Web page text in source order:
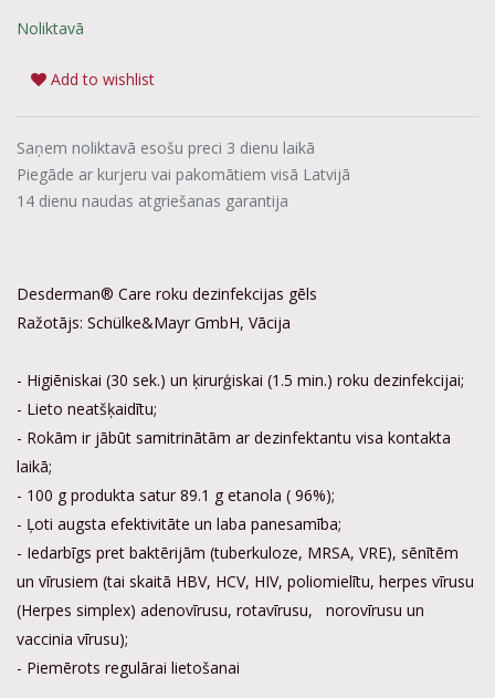
Noliktavā
Add to wishlist
Saņem noliktavā esošu preci 3 dienu laikā
Piegāde ar kurjeru vai pakomātiem visā Latvijā
14 dienu naudas atgriešanas garantija
Desderman® Care roku dezinfekcijas gēls
Ražotājs: Schülke&Mayr GmbH, Vācija
- Higiēniskai (30 sek.) un ķirurģiskai (1.5 min.) roku dezinfekcijai;
- Lieto neatšķaidītu;
- Rokām ir jābūt samitrinātām ar dezinfektantu visa kontakta
laikā;
- 100 g produkta satur 89.1 g etanola ( 96%);
- Ļoti augsta efektivitāte un laba panesamība;
- Iedarbīgs pret baktērijām (tuberkuloze, MRSA, VRE), sēnītēm
un vīrusiem (tai skaitā HBV, HCV, HIV, poliomielītu, herpes vīrusu
(Herpes simplex) adenovīrusu, rotavīrusu, norovīrusu un
vaccinia vīrusu);
- Piemērots regulārai lietošanai